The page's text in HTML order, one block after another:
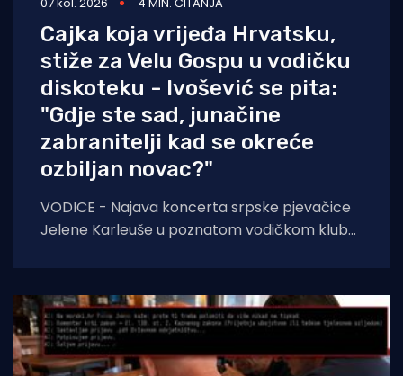
07 kol. 2026 4 MIN. ČITANJA
Cajka koja vrijeđa Hrvatsku,
stiže za Velu Gospu u vodičku
diskoteku - Ivošević se pita:
"Gdje ste sad, junačine
zabranitelji kad se okreće
ozbiljan novac?"
VODICE - Najava koncerta srpske pjevačice
Jelene Karleuše u poznatom vodičkom klubu